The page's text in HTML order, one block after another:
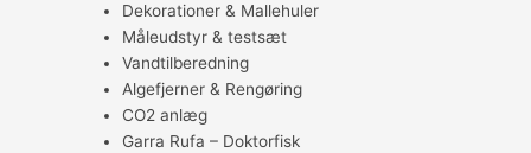
Dekorationer & Mallehuler
Måleudstyr & testsæt
Vandtilberedning
Algefjerner & Rengøring
CO2 anlæg
Garra Rufa – Doktorfisk